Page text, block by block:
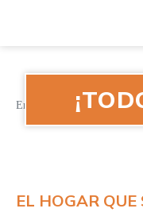
En Promociones
EL HOGAR